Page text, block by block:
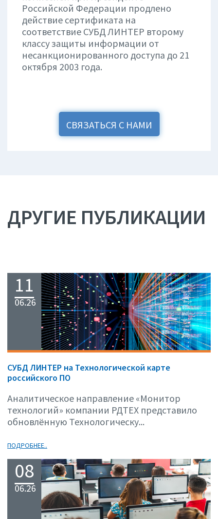
Российской Федерации продлено
действие сертификата на
соответствие СУБД ЛИНТЕР второму
классу защиты информации от
несанкционированного доступа до 21
октября 2003 года.
СВЯЗАТЬСЯ С НАМИ
ДРУГИЕ ПУБЛИКАЦИИ
11
06.26
СУБД ЛИНТЕР на Технологической карте
российского ПО
Аналитическое направление «Монитор
технологий» компании РДТЕХ представило
обновлённую Технологическу...
ПОДРОБНЕЕ..
08
06.26